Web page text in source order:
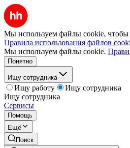
Мы используем файлы cookie, чтобы
Правила использования файлов
Мы используем файлы cookie.
Понятно
Ищу сотрудника
Ищу работу
Ищу сотрудника
Ищу сотрудника
Сервисы
Помощь
Ещё
Поиск